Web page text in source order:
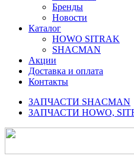
Бренды
Новости
Каталог
HOWO SITRAK
SHACMAN
Акции
Доставка и оплата
Контакты
ЗАПЧАСТИ SHACMAN
ЗАПЧАСТИ HOWO,